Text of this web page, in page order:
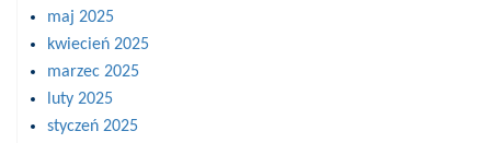
maj 2025
kwiecień 2025
marzec 2025
luty 2025
styczeń 2025